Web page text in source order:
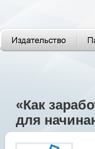
«Как
для